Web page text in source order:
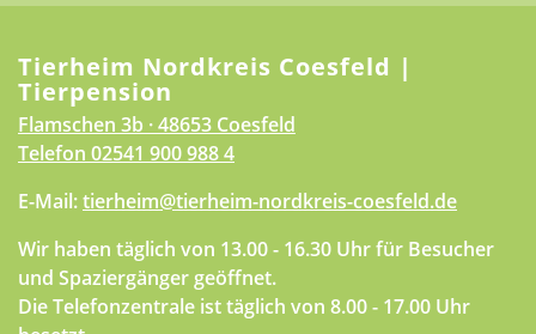
Tierheim Nordkreis Coesfeld |
Tierpension
Flamschen 3b · 48653 Coesfeld
Telefon 02541 900 988 4
E-Mail:tierheim@tierheim-nordkreis-coesfeld.de
Wir haben täglich von 13.00 - 16.30 Uhr für Besucher
und Spaziergänger geöffnet.
Die Telefonzentrale ist täglich von 8.00 - 17.00 Uhr